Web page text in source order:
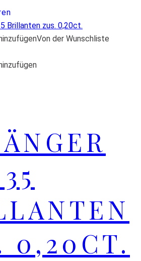
Von der Wunschliste
0,20CT.